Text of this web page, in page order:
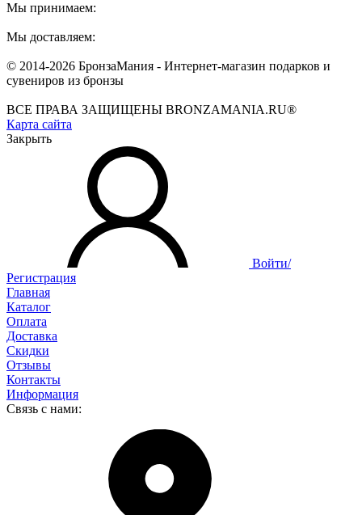
Мы принимаем:
Мы доставляем:
© 2014-2026 БронзаМания - Интернет-магазин подарков и
сувениров из бронзы
ВСЕ ПРАВА ЗАЩИЩЕНЫ BRONZAMANIA.RU®
Карта сайта
Закрыть
Войти/
Регистрация
Главная
Каталог
Оплата
Доставка
Скидки
Отзывы
Контакты
Информация
Связь с нами: